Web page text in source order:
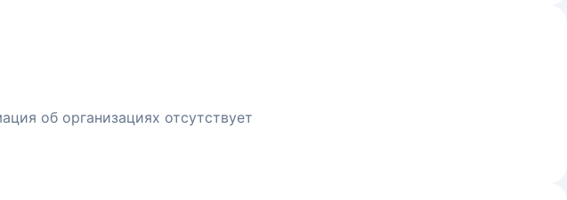
об организациях отсутствует